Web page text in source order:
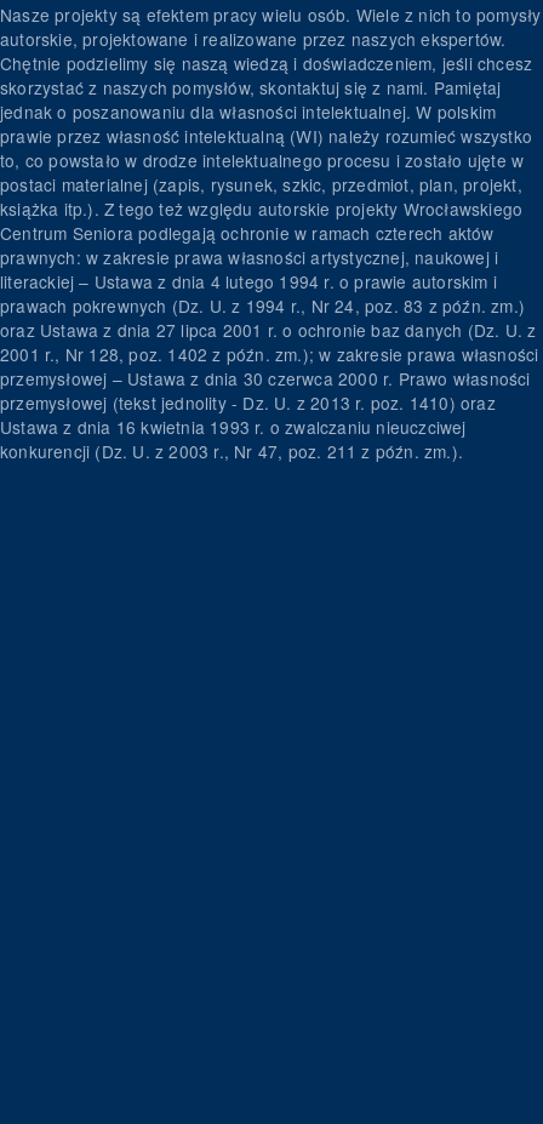
Nasze projekty są efektem pracy wielu osób. Wiele z nich to pomysły
autorskie, projektowane i realizowane przez naszych ekspertów.
Chętnie podzielimy się naszą wiedzą i doświadczeniem, jeśli chcesz
skorzystać z naszych pomysłów, skontaktuj się z nami. Pamiętaj
jednak o poszanowaniu dla własności intelektualnej. W polskim
prawie przez własność intelektualną (WI) należy rozumieć wszystko
to, co powstało w drodze intelektualnego procesu i zostało ujęte w
postaci materialnej (zapis, rysunek, szkic, przedmiot, plan, projekt,
książka itp.). Z tego też względu autorskie projekty Wrocławskiego
Centrum Seniora podlegają ochronie w ramach czterech aktów
prawnych: w zakresie prawa własności artystycznej, naukowej i
literackiej – Ustawa z dnia 4 lutego 1994 r. o prawie autorskim i
prawach pokrewnych (Dz. U. z 1994 r., Nr 24, poz. 83 z późn. zm.)
oraz Ustawa z dnia 27 lipca 2001 r. o ochronie baz danych (Dz. U. z
2001 r., Nr 128, poz. 1402 z późn. zm.); w zakresie prawa własności
przemysłowej – Ustawa z dnia 30 czerwca 2000 r. Prawo własności
przemysłowej (tekst jednolity - Dz. U. z 2013 r. poz. 1410) oraz
Ustawa z dnia 16 kwietnia 1993 r. o zwalczaniu nieuczciwej
konkurencji (Dz. U. z 2003 r., Nr 47, poz. 211 z późn. zm.).